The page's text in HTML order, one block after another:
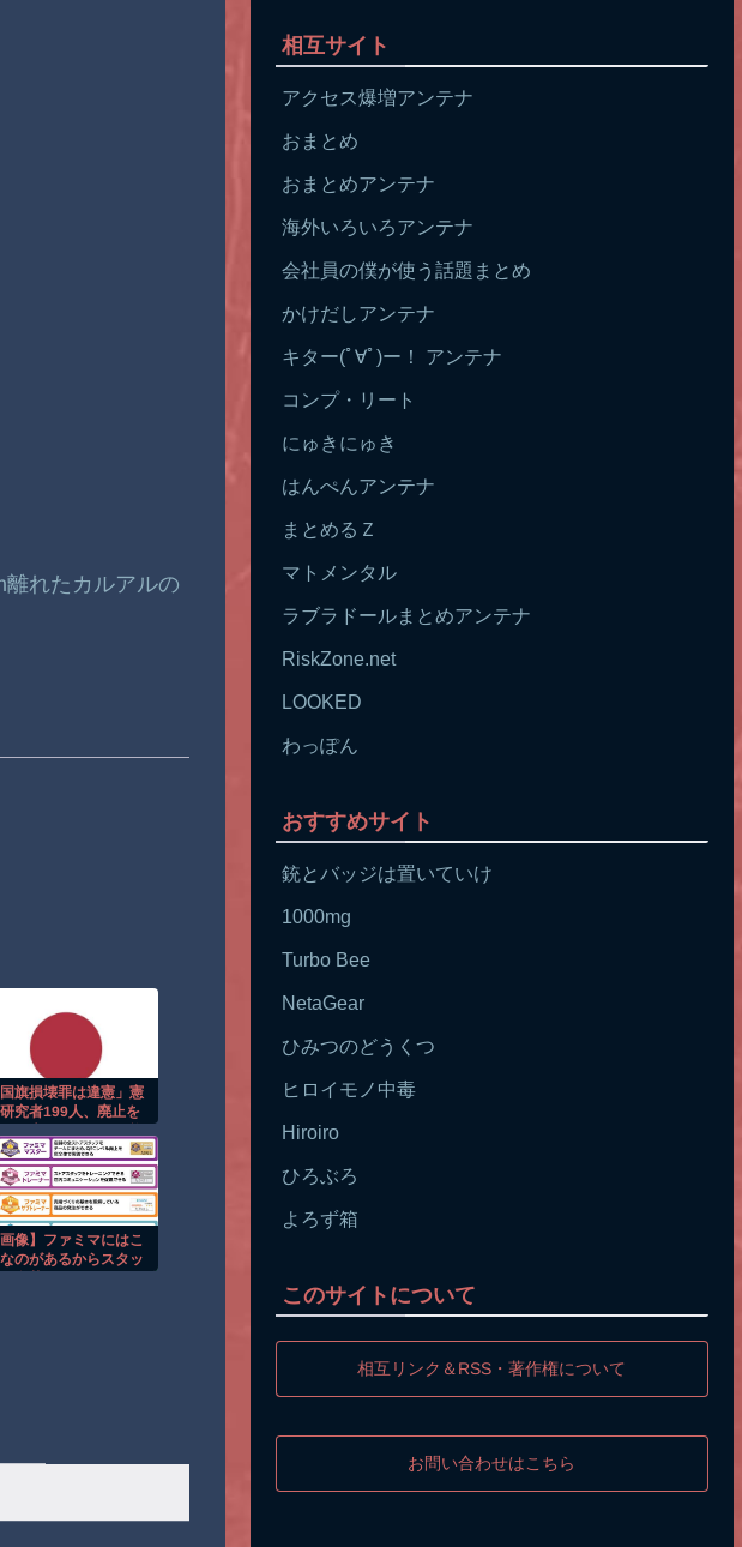
れたカルアルの
国旗損壊罪は違憲」憲
究者199人、廃止を
して逮捕されて裁判
ば
画像】ファミマにはこ
のがあるからスタッ
相互サイト
アクセス爆増アンテナ
おまとめ
おまとめアンテナ
海外いろいろアンテナ
会社員の僕が使う話題まとめ
かけだしアンテナ
キター(ﾟ∀ﾟ)ー！ アンテナ
コンプ・リート
にゅきにゅき
はんぺんアンテナ
まとめるＺ
マトメンタル
ラブラドールまとめアンテナ
RiskZone.net
LOOKED
わっぽん
おすすめサイト
銃とバッジは置いていけ
1000mg
Turbo Bee
NetaGear
ひみつのどうくつ
ヒロイモノ中毒
Hiroiro
ひろぶろ
よろず箱
このサイトについて
相互リンク＆RSS・著作権について
お問い合わせはこちら